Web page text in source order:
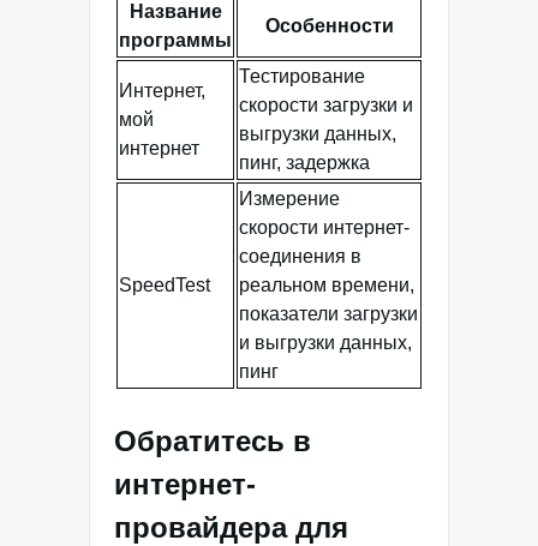
Название
программы
Особенности
Интернет,
мой
интернет
Тестирование
скорости загрузки и
выгрузки данных,
пинг, задержка
SpeedTest
Измерение
скорости интернет-
соединения в
реальном времени,
показатели загрузки
и выгрузки данных,
пинг
Обратитесь в
интернет-
провайдера для